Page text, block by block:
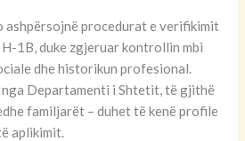
ashpërsojnë procedurat e verifikimit
1B, duke zgjeruar kontrollin mbi
dhe historikun profesional.
nga Departamenti i Shtetit, të gjithë
familjarët – duhet të kenë profile
aplikimit.